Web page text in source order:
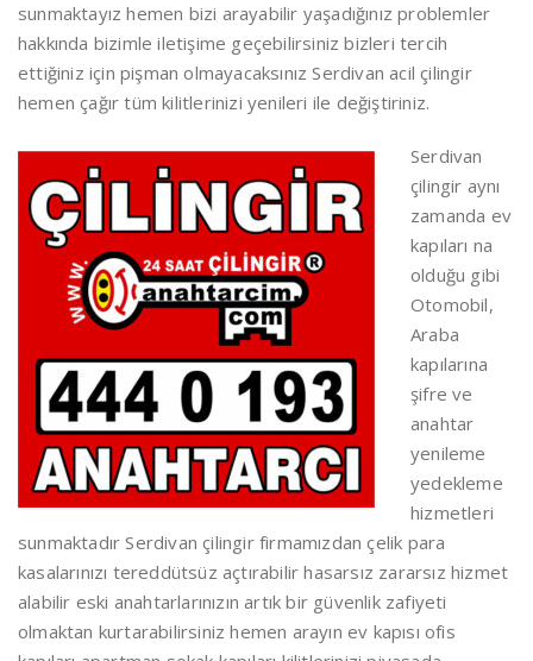
sunmaktayız hemen bizi arayabilir yaşadığınız problemler
hakkında bizimle iletişime geçebilirsiniz bizleri tercih
ettiğiniz için pişman olmayacaksınız Serdivan acil çilingir
hemen çağır tüm kilitlerinizi yenileri ile değiştiriniz.
Serdivan
çilingir aynı
zamanda ev
kapıları na
olduğu gibi
Otomobil,
Araba
kapılarına
şifre ve
anahtar
yenileme
yedekleme
hizmetleri
sunmaktadır Serdivan çilingir firmamızdan çelik para
kasalarınızı tereddütsüz açtırabilir hasarsız zararsız hizmet
alabilir eski anahtarlarınızın artık bir güvenlik zafiyeti
olmaktan kurtarabilirsiniz hemen arayın ev kapısı ofis